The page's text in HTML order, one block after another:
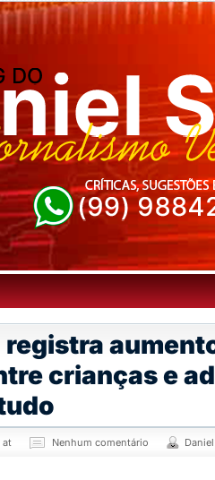
crianças e
at Nenhum comentário